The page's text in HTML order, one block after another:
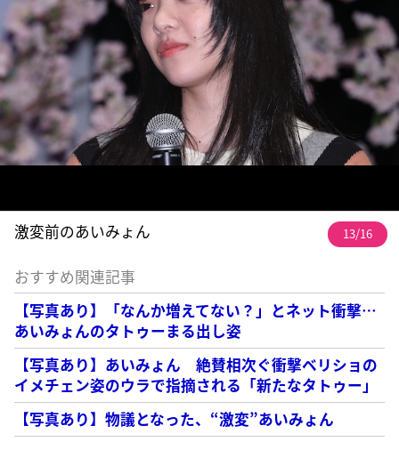
激変前のあいみょん 13/16
おすすめ関連記事
【写真あり】「なんか増えてない？」とネット衝撃…
あいみょんのタトゥーまる出し姿
【写真あり】あいみょん 絶賛相次ぐ衝撃ベリショの
イメチェン姿のウラで指摘される「新たなタトゥー」
【写真あり】物議となった、“激変”あいみょん